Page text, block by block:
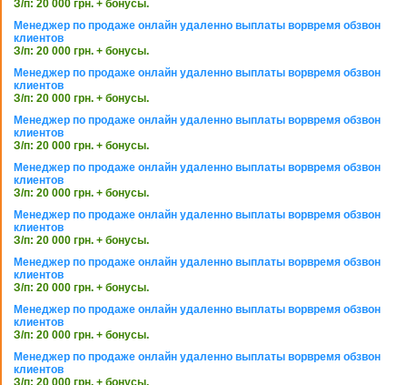
З/п: 20 000 грн. + бонусы.
Менеджер по продаже онлайн удаленно выплаты ворвремя обзвон
клиентов
З/п: 20 000 грн. + бонусы.
Менеджер по продаже онлайн удаленно выплаты ворвремя обзвон
клиентов
З/п: 20 000 грн. + бонусы.
Менеджер по продаже онлайн удаленно выплаты ворвремя обзвон
клиентов
З/п: 20 000 грн. + бонусы.
Менеджер по продаже онлайн удаленно выплаты ворвремя обзвон
клиентов
З/п: 20 000 грн. + бонусы.
Менеджер по продаже онлайн удаленно выплаты ворвремя обзвон
клиентов
З/п: 20 000 грн. + бонусы.
Менеджер по продаже онлайн удаленно выплаты ворвремя обзвон
клиентов
З/п: 20 000 грн. + бонусы.
Менеджер по продаже онлайн удаленно выплаты ворвремя обзвон
клиентов
З/п: 20 000 грн. + бонусы.
Менеджер по продаже онлайн удаленно выплаты ворвремя обзвон
клиентов
З/п: 20 000 грн. + бонусы.